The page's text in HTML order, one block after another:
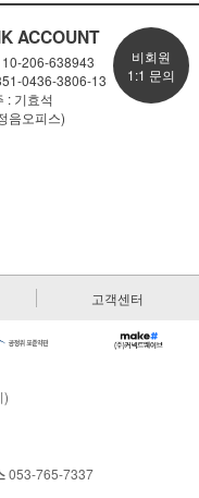
ACCOUNT
206-638943
0436-3806-13
: 기효석
음오피스)
비회원
1:1 문의
고객센터
)
053-765-7337